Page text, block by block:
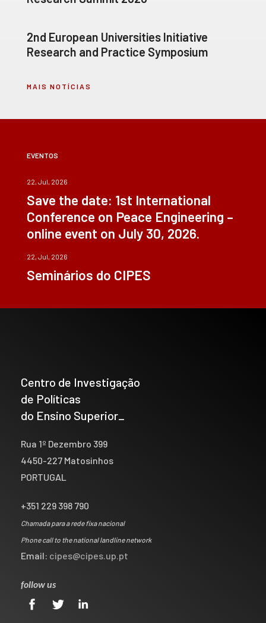
2nd European Universities Initiative
Research and Practice Symposium
MAIS NOTÍCIAS
EVENTOS
22, Jul, 2026
Save the date: 1st International
Conference on Peace Engineering –
online event on July 30, 2026.
22, Jul, 2026
Seminários do CIPES
Centro de Investigação
de Políticas
do Ensino Superior_
Rua 1º Dezembro 399
4450-227 Matosinhos
PORTUGAL
+351 229 398 790
Chamada para a rede fixa nacional
Phone call to the national landline network
Email: cipes@cipes.up.pt
follow us